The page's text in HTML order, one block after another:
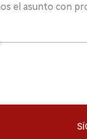
el asunto con